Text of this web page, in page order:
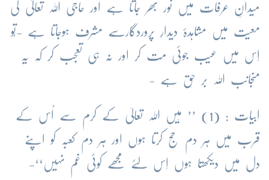
میدانِ عرفات میں نور بھر جاتا ہے اور حاجی اللہ تعالیٰ کی
معیت میں مشاہدۂ دیدارِ پروردگارسے مشرف ہوجاتا ہے -تُو
اِس میں عیب جوئی مت کر اور نہ ہی تعجب کر کہ یہ
منجانب اللہ بر حق ہے -
ابیات : (1) ’’ مَیں اللہ تعالیٰ کے کرم سے اُس کے
قرب میں ہر دم حج کرتا ہوں اور ہر دم کعبہ کو اپنے
دل میں دیکھتا ہوں اِس لئے مجھے کوئی غم نہیں‘‘-